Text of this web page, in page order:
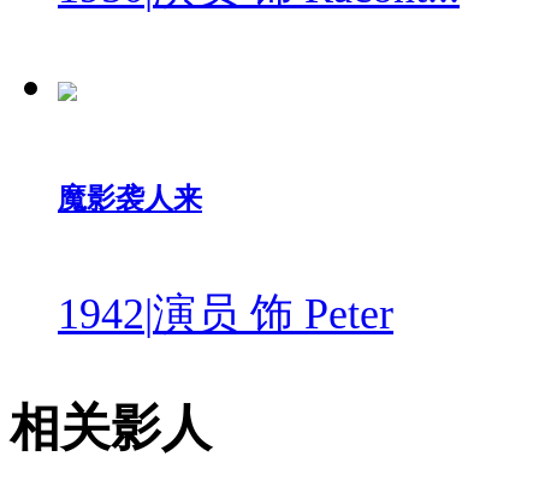
魔影袭人来
1942|演员 饰 Peter
相关影人